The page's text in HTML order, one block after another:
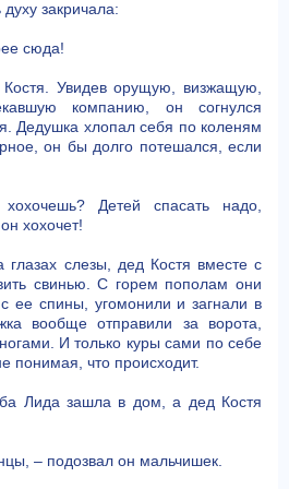
закричала:
сюда!
Увидев орущую, визжащую,
компанию, он согнулся
Дедушка хлопал себя по коленям
он бы долго потешался, если
Детей спасать надо,
хохочет!
глазах слезы, дед Костя вместе с
свинью. С горем пополам они
ее спины, угомонили и загнали в
вообще отправили за ворота,
И только куры сами по себе
понимая, что происходит.
Лида зашла в дом, а дед Костя
– подозвал он мальчишек.